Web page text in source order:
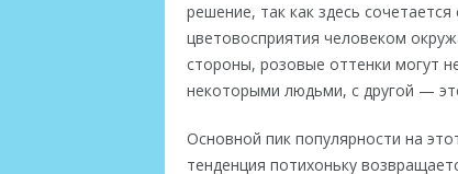
решение, так как здесь
цветовосприятия человеком
стороны, розовые оттенки могут
некоторыми людьми, с другой —
Основной пик популярности на
тенденция потихоньку